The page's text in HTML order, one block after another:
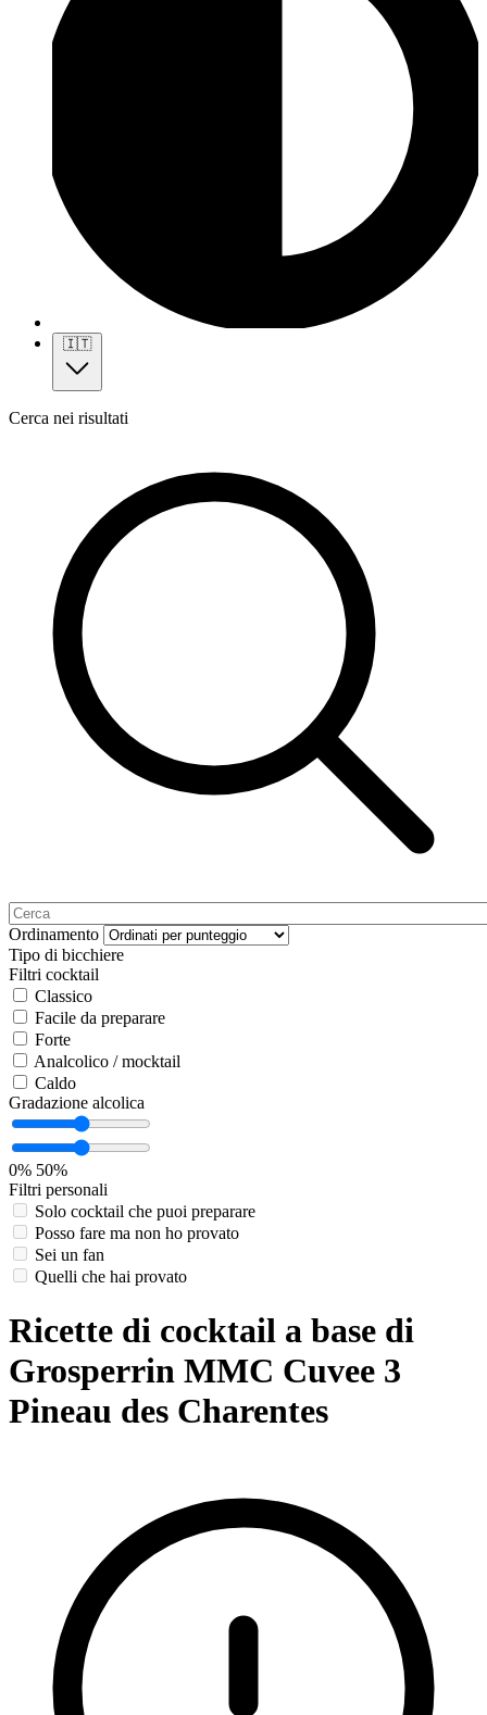
🇮🇹
Cerca nei risultati
Ordinamento
Tipo di bicchiere
Filtri cocktail
Classico
Facile da preparare
Forte
Analcolico / mocktail
Caldo
Gradazione alcolica
0% 50%
Filtri personali
Solo cocktail che puoi preparare
Posso fare ma non ho provato
Sei un fan
Quelli che hai provato
Ricette di cocktail a base di
Grosperrin MMC Cuvee 3
Pineau des Charentes